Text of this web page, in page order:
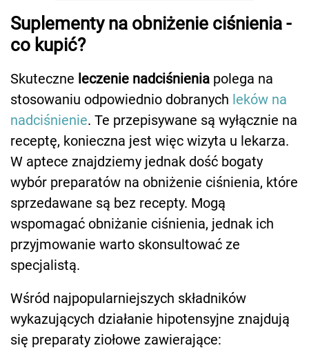
Suplementy na obniżenie ciśnienia -
co kupić?
Skuteczne leczenie nadciśnienia polega na
stosowaniu odpowiednio dobranych leków na
nadciśnienie. Te przepisywane są wyłącznie na
receptę, konieczna jest więc wizyta u lekarza.
W aptece znajdziemy jednak dość bogaty
wybór preparatów na obniżenie ciśnienia, które
sprzedawane są bez recepty. Mogą
wspomagać obniżanie ciśnienia, jednak ich
przyjmowanie warto skonsultować ze
specjalistą.
Wśród najpopularniejszych składników
wykazujących działanie hipotensyjne znajdują
się preparaty ziołowe zawierające: